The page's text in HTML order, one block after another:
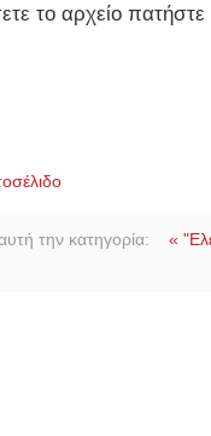
το αρχείο
την κατηγορία: «